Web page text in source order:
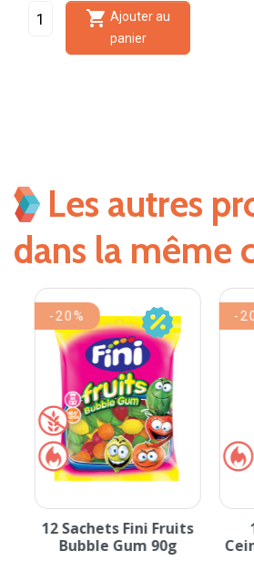
 Ajouter au
panier
Les autres
dans la même
12 Sachets Fini Fruits
Bubble Gum 90g
-20% -